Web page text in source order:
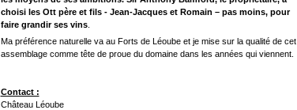
choisi les Ott père et fils - Jean-Jacques et Romain – pas moins, pour
faire grandir ses vins.
Ma préférence naturelle va au Forts de Léoube et je mise sur la qualité de cet
assemblage comme tête de proue du domaine dans les années qui viennent.
Contact :
Château Léoube